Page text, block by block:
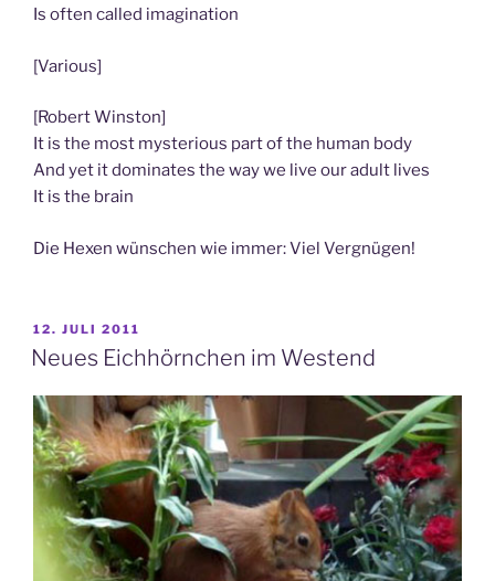
Is often called imagination
[Various]
[Robert Winston]
It is the most mysterious part of the human body
And yet it dominates the way we live our adult lives
It is the brain
Die Hexen wünschen wie immer: Viel Vergnügen!
VERÖFFENTLICHT
AM
12. JULI 2011
Neues Eichhörnchen im Westend